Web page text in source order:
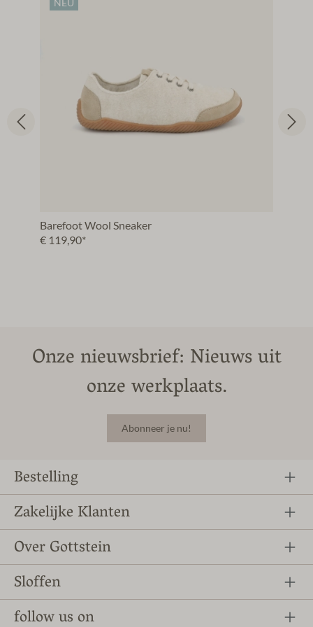
NEU
Barefoot Wool Sneaker
€ 119,90*
Onze nieuwsbrief: Nieuws uit
onze werkplaats.
Abonneer je nu!
Bestelling
Zakelijke Klanten
Over Gottstein
Sloffen
follow us on